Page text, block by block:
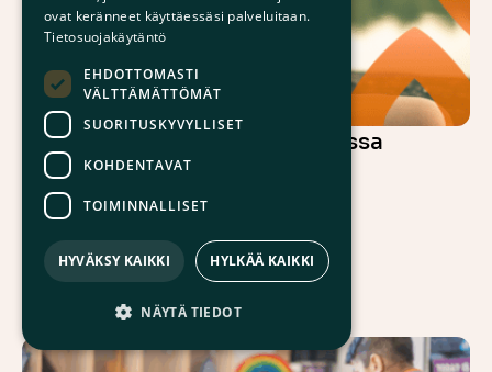
Sateenkaareva lukupiiri Oulussa
su 04.10.2026 • klo 13:00-14:30
Oulu, Pohjois-Pohjanmaa
Aikuisille Sateenkaari-ihmisille
ovat keränneet käyttäessäsi palveluitaan.
Tietosuojakäytäntö
EHDOTTOMASTI
VÄLTTÄMÄTTÖMÄT
SUORITUSKYVYLLISET
KOHDENTAVAT
TOIMINNALLISET
HYVÄKSY KAIKKI HYLKÄÄ KAIKKI
NÄYTÄ TIEDOT